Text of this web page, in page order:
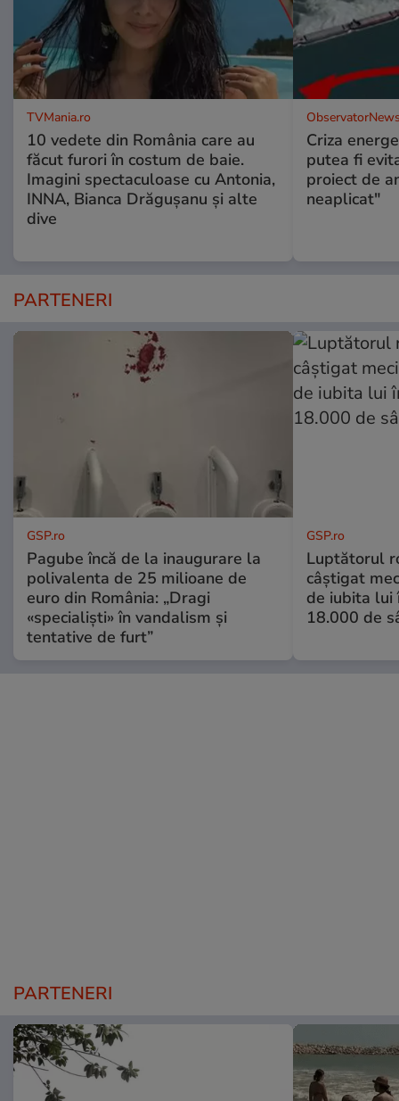
TVMania.ro
10 vedete din România care au
făcut furori în costum de baie.
Imagini spectaculoase cu Antonia,
INNA, Bianca Drăgușanu și alte
dive
Criza
putea fi
proiect de
neaplicat"
PARTENERI
GSP.ro
Pagube încă de la inaugurare la
polivalenta de 25 milioane de
euro din România: „Dragi
«specialiști» în vandalism și
tentative de furt”
GSP.ro
Luptătorul
câștigat
de iubita lui
18.000 de
PARTENERI